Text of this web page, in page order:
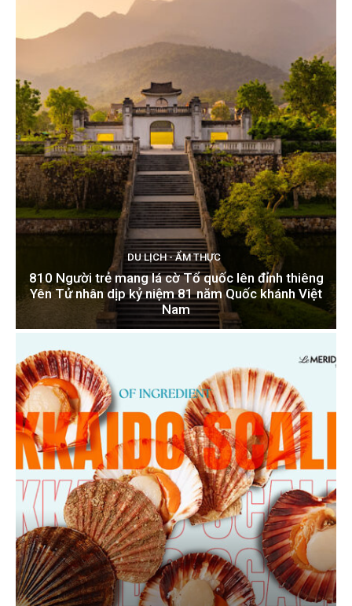
DU LỊCH - ẨM THỰC
810 Người trẻ mang lá cờ Tổ quốc lên đỉnh thiêng
Yên Tử nhân dịp kỷ niệm 81 năm Quốc khánh Việt
Nam